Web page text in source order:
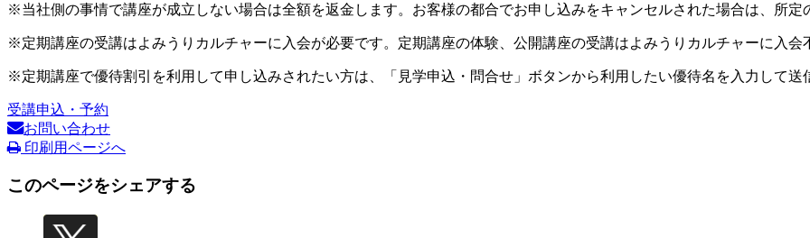
※当社側の事情で講座が成立しない場合は全額を返金します。お客様の都合でお申し込みをキャンセルされた場合は、所定
※定期講座の受講はよみうりカルチャーに入会が必要です。定期講座の体験、公開講座の受講はよみうりカルチャーに入会
※定期講座で優待割引を利用して申し込みされたい方は、「見学申込・問合せ」ボタンから利用したい優待名を入力して送
受講申込・予約
お問い合わせ
印刷用ページへ
このページをシェアする